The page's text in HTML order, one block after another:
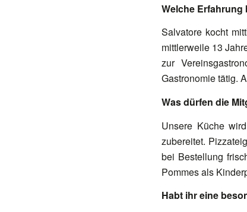
Welche Erfahrung
Salvatore kocht
mittlerweile 13
zur
Gastronomie tätig.
Was dürfen die
Unsere Küche
zubereitet.
bei Bestellung
Pommes als
Habt ihr eine